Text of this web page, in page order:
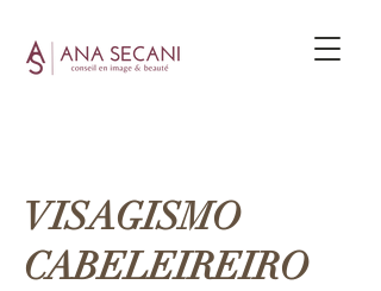
VISAGISMO
CABELEIREIRO